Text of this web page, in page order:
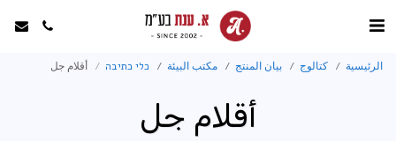
الرئيسية كتالوج بيان المنتج مكتب البيئة כלי כתיבה أقلام جل
أقلام جل